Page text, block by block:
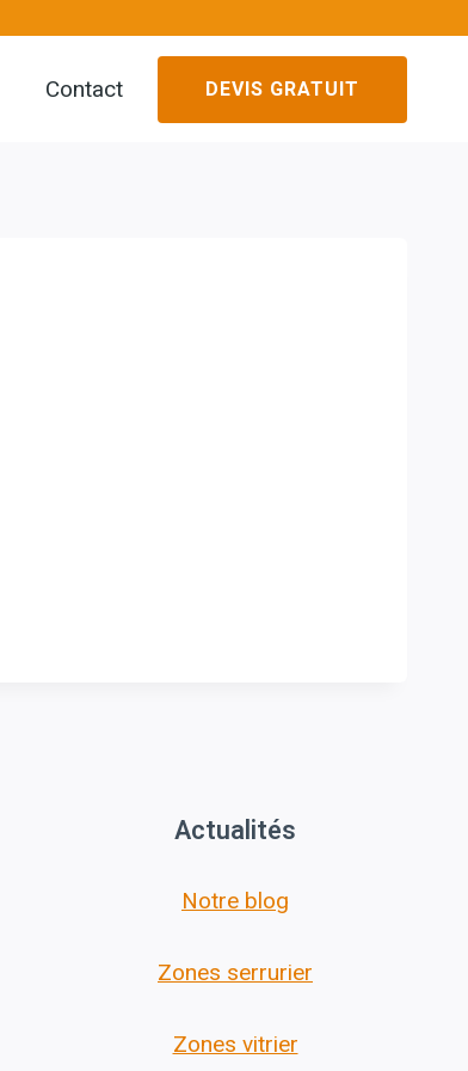
Contact DEVIS GRATUIT
Actualités
Notre blog
Zones serrurier
Zones vitrier